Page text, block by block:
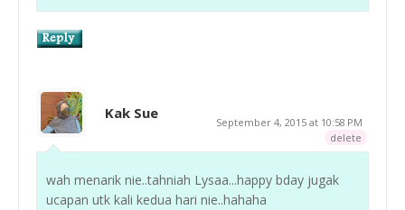
Kak Sue
September 4, 2015 at 10:58 PM
delete
wah menarik nie..tahniah Lysaa...happy bday jugak
ucapan utk kali kedua hari nie..hahaha